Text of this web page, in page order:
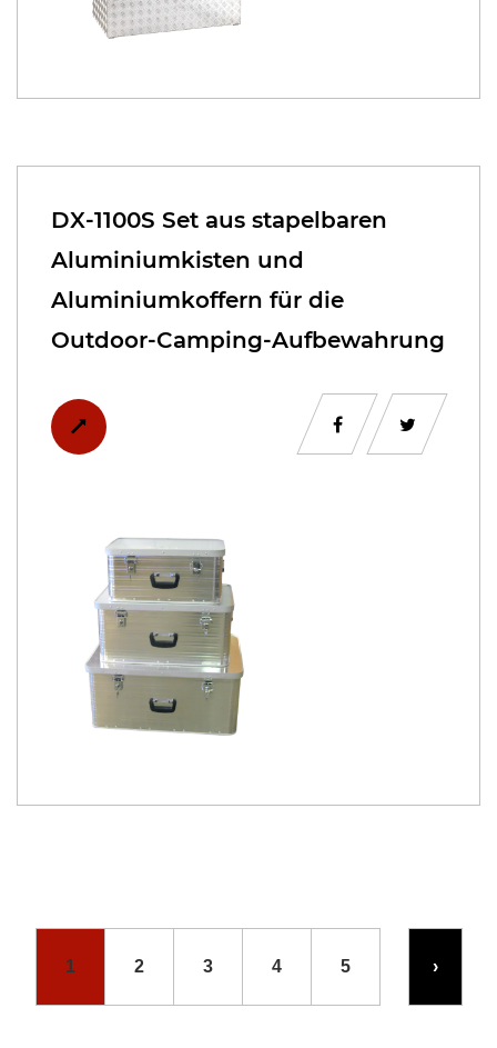
DX-1100S Set aus stapelbaren
Aluminiumkisten und
Aluminiumkoffern für die
Outdoor-Camping-Aufbewahrung
1 2 3 4 5 ›